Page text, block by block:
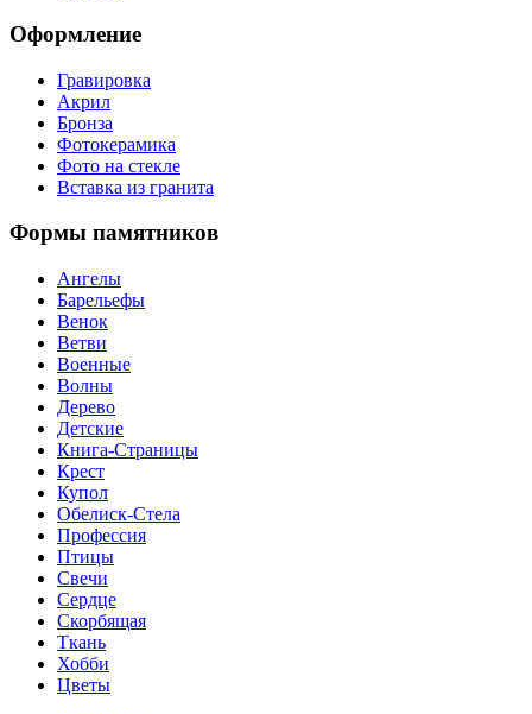
Оформление
Гравировка
Акрил
Бронза
Фотокерамика
Фото на стекле
Вставка из гранита
Формы памятников
Ангелы
Барельефы
Венок
Ветви
Военные
Волны
Дерево
Детские
Книга-Страницы
Крест
Купол
Обелиск-Стела
Профессия
Птицы
Свечи
Сердце
Скорбящая
Ткань
Хобби
Цветы